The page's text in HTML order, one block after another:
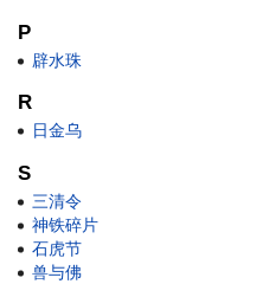
P
辟水珠
R
日金乌
S
三清令
神铁碎片
石虎节
兽与佛